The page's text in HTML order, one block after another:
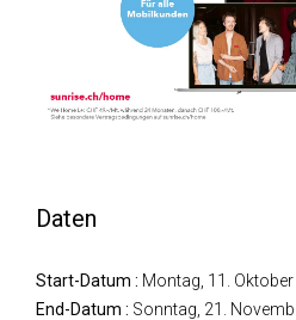
Daten
Start-Datum : Montag, 11.
End-Datum : Sonntag, 21.